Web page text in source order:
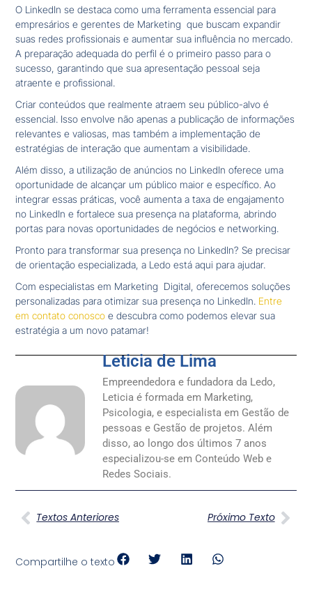
O LinkedIn se destaca como uma ferramenta essencial para
empresários e gerentes de Marketing que buscam expandir
suas redes profissionais e aumentar sua influência no mercado.
A preparação adequada do perfil é o primeiro passo para o
sucesso, garantindo que sua apresentação pessoal seja
atraente e profissional.
Criar conteúdos que realmente atraem seu público-alvo é
essencial. Isso envolve não apenas a publicação de informações
relevantes e valiosas, mas também a implementação de
estratégias de interação que aumentam a visibilidade.
Além disso, a utilização de anúncios no LinkedIn oferece uma
oportunidade de alcançar um público maior e específico. Ao
integrar essas práticas, você aumenta a taxa de engajamento
no LinkedIn e fortalece sua presença na plataforma, abrindo
portas para novas oportunidades de negócios e networking.
Pronto para transformar sua presença no LinkedIn? Se precisar
de orientação especializada, a Ledo está aqui para ajudar.
Com especialistas em Marketing Digital, oferecemos soluções
personalizadas para otimizar sua presença no LinkedIn. Entre
em contato conosco e descubra como podemos elevar sua
estratégia a um novo patamar!
Leticia de Lima
Empreendedora e fundadora da Ledo,
Leticia é formada em Marketing,
Psicologia, e especialista em Gestão de
pessoas e Gestão de projetos. Além
disso, ao longo dos últimos 7 anos
especializou-se em Conteúdo Web e
Redes Sociais.
Textos Anteriores Próximo Texto
Compartilhe o texto